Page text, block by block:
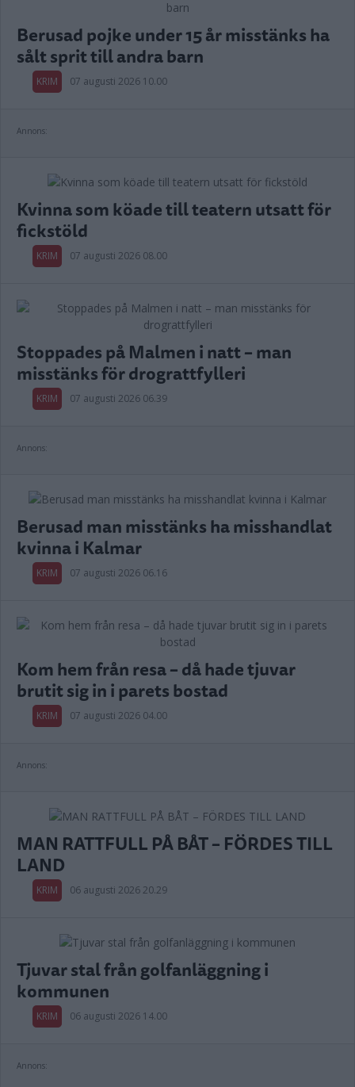
Berusad pojke under 15 år misstänks ha
sålt sprit till andra barn
KRIM 07 augusti 2026 10.00
Annons:
Kvinna som köade till teatern utsatt för
fickstöld
KRIM 07 augusti 2026 08.00
Stoppades på Malmen i natt – man
misstänks för drograttfylleri
KRIM 07 augusti 2026 06.39
Annons:
Berusad man misstänks ha misshandlat
kvinna i Kalmar
KRIM 07 augusti 2026 06.16
Kom hem från resa – då hade tjuvar
brutit sig in i parets bostad
KRIM 07 augusti 2026 04.00
Annons:
MAN RATTFULL PÅ BÅT – FÖRDES TILL
LAND
KRIM 06 augusti 2026 20.29
Tjuvar stal från golfanläggning i
kommunen
KRIM 06 augusti 2026 14.00
Annons: